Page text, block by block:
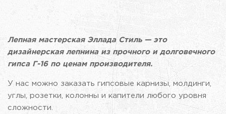
Лепная мастерская Эллада Стиль — это
дизайнерская лепнина из прочного и долговечного
гипса Г-16 по ценам производителя.
У нас можно заказать гипсовые карнизы, молдинги,
углы, розетки, колонны и капители любого уровня
сложности.